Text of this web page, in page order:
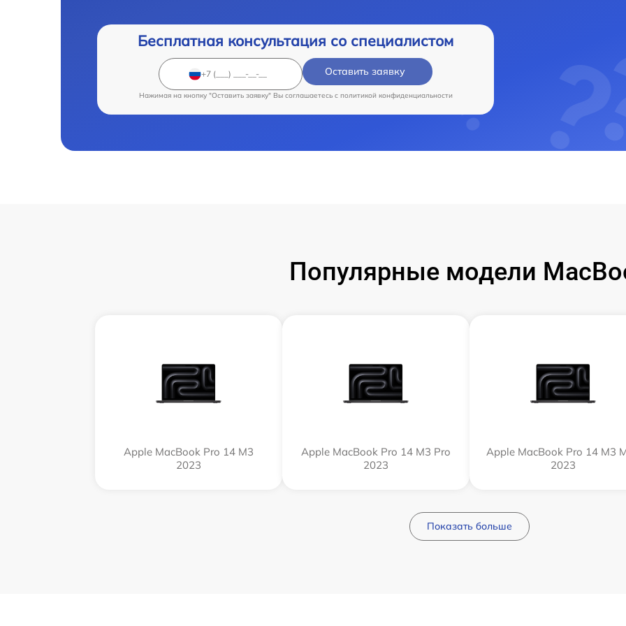
Бесплатная консультация со специалистом
Оставить заявку
Нажимая на кнопку "Оставить заявку" Вы соглашаетесь c политикой конфиденциальности
Популярные модели
Apple MacBook Pro 14 M3
2023
Apple MacBook Pro 14 M3 Pro
2023
Apple MacBook Pro 14 M3
2023
Показать больше